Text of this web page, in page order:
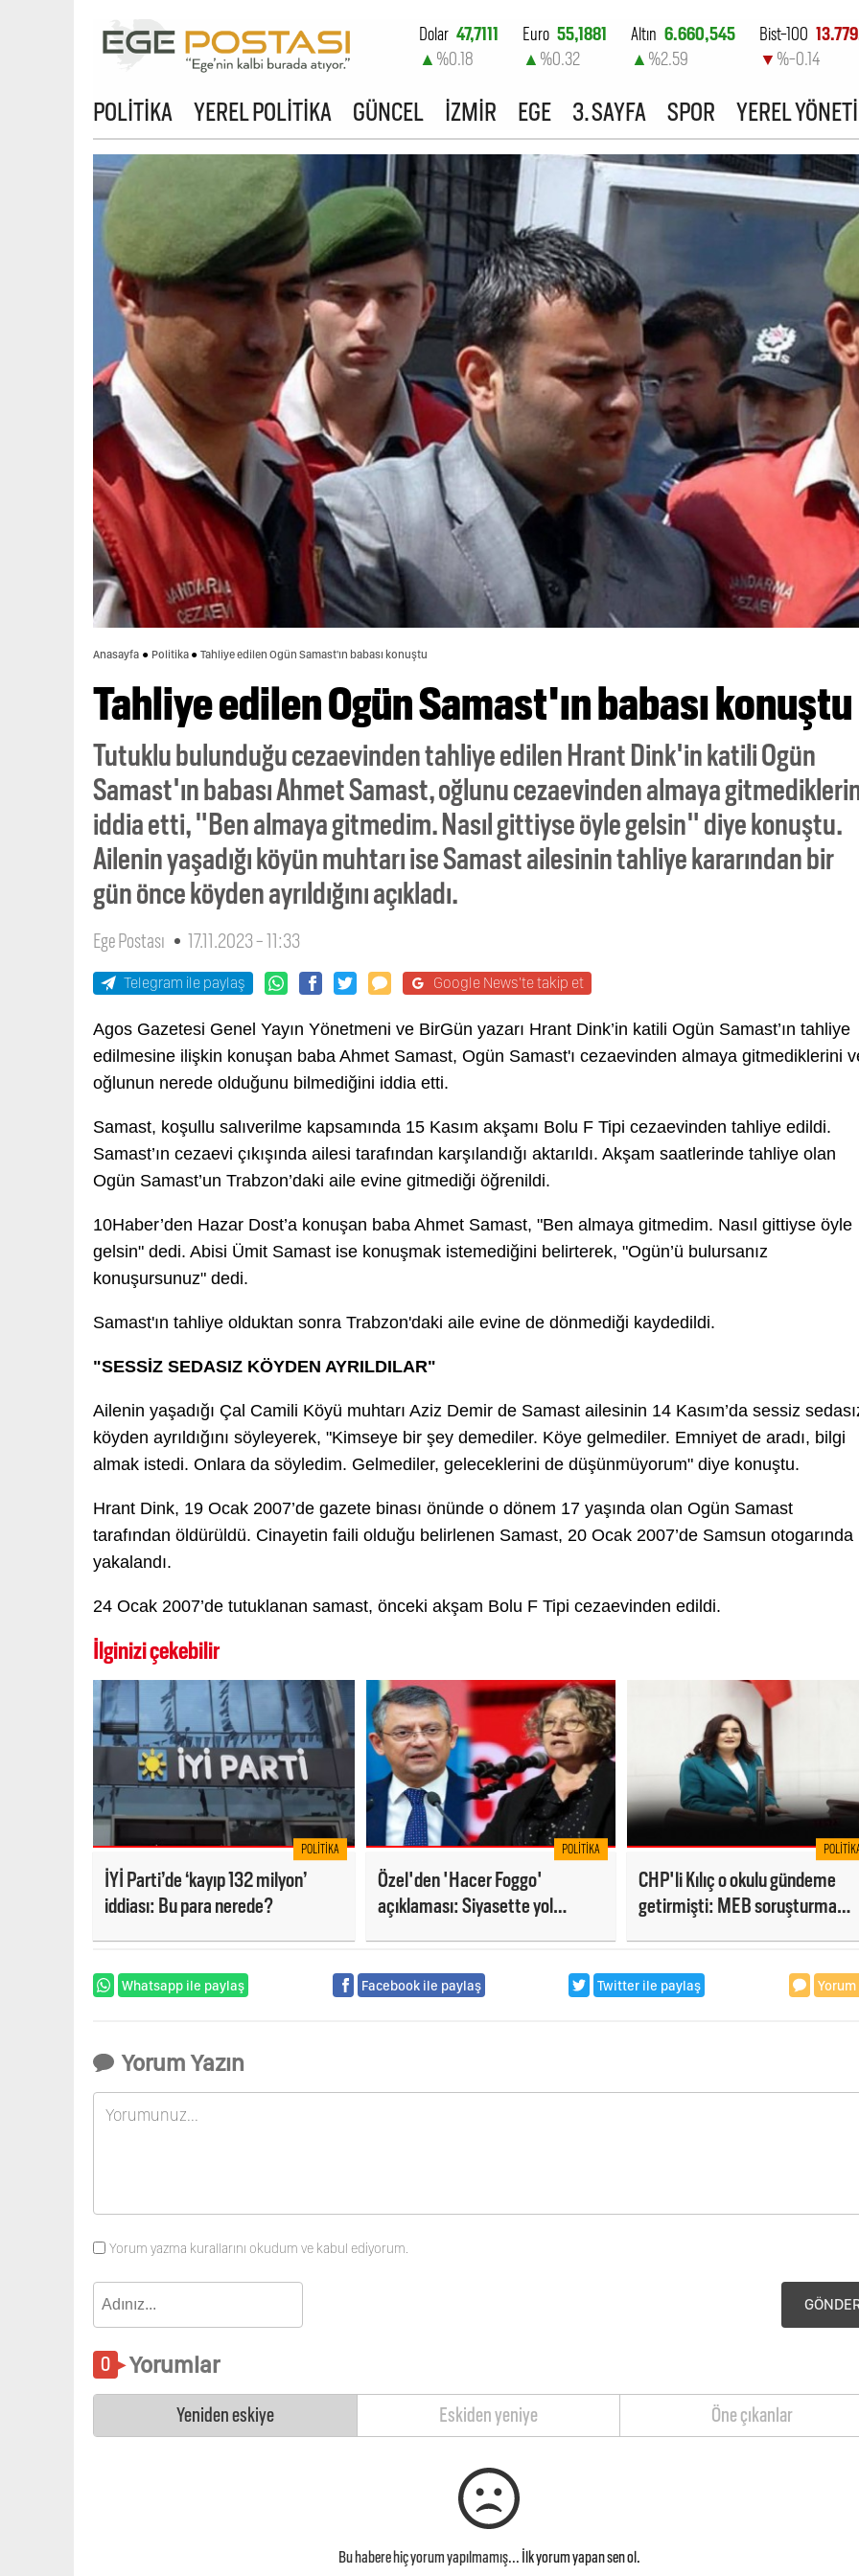
Dolar 47,7111
▲ %0.18
Euro 55,1881
▲ %0.32
Altın 6.660,545
▲ %2.59
Bist-100
▼ %-0.14
POLİTİKA YEREL POLİTİKA GÜNCEL İZMİR EGE 3. SAYFA SPOR YEREL
Anasayfa Politika Tahliye edilen Ogün Samast'ın babası konuştu
Tahliye edilen Ogün Samast'ın babası konuştu
Tutuklu bulunduğu cezaevinden tahliye edilen Hrant Dink'in katili Ogün
Samast'ın babası Ahmet Samast, oğlunu cezaevinden almaya
iddia etti, "Ben almaya gitmedim. Nasıl gittiyse öyle gelsin" diye konuştu.
Ailenin yaşadığı köyün muhtarı ise Samast ailesinin tahliye kararından bir
gün önce köyden ayrıldığını açıkladı.
Ege Postası 17.11.2023 - 11:33
Telegram ile paylaş Google News'te takip et
Agos Gazetesi Genel Yayın Yönetmeni ve BirGün yazarı Hrant Dink’in katili Ogün Samast’ın tahliye
edilmesine ilişkin konuşan baba Ahmet Samast, Ogün Samast'ı cezaevinden almaya gitmediklerini
oğlunun nerede olduğunu bilmediğini iddia etti.
Samast, koşullu salıverilme kapsamında 15 Kasım akşamı Bolu F Tipi cezaevinden tahliye edildi.
Samast’ın cezaevi çıkışında ailesi tarafından karşılandığı aktarıldı. Akşam saatlerinde tahliye olan
Ogün Samast’un Trabzon’daki aile evine gitmediği öğrenildi.
10Haber’den Hazar Dost’a konuşan baba Ahmet Samast, "Ben almaya gitmedim. Nasıl gittiyse öyle
gelsin" dedi. Abisi Ümit Samast ise konuşmak istemediğini belirterek, "Ogün’ü bulursanız
konuşursunuz" dedi.
Samast'ın tahliye olduktan sonra Trabzon'daki aile evine de dönmediği kaydedildi.
"SESSİZ SEDASIZ KÖYDEN AYRILDILAR"
Ailenin yaşadığı Çal Camili Köyü muhtarı Aziz Demir de Samast ailesinin 14 Kasım’da sessiz
köyden ayrıldığını söyleyerek, "Kimseye bir şey demediler. Köye gelmediler. Emniyet de aradı, bilgi
almak istedi. Onlara da söyledim. Gelmediler, geleceklerini de düşünmüyorum" diye konuştu.
Hrant Dink, 19 Ocak 2007’de gazete binası önünde o dönem 17 yaşında olan Ogün Samast
tarafından öldürüldü. Cinayetin faili olduğu belirlenen Samast, 20 Ocak 2007’de Samsun otogarında
yakalandı.
24 Ocak 2007’de tutuklanan samast, önceki akşam Bolu F Tipi cezaevinden edildi.
İlginizi çekebilir
POLITIKA
İYİ Parti’de ‘kayıp 132 milyon’
iddiası: Bu para nerede?
POLITIKA
Özel'den 'Hacer Foggo'
açıklaması: Siyasette yol
CHP'li Kılıç o okulu gündeme
getirmişti: MEB soruşturma
Whatsapp ile paylaş Facebook ile paylaş Twitter ile paylaş Yorum
Yorum Yazın
Yorum yazma kurallarını okudum ve kabul ediyorum.
Yorumlar
Yeniden eskiye Eskiden yeniye Öne çıkanlar
Bu habere hiç yorum yapılmamış... İlk yorum yapan sen ol.